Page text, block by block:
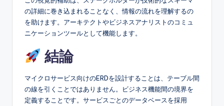
の詳細に巻き込まれることなく、情報の流れを理解するの
を助けます。アーキテクトやビジネスアナリストのコミュ
ニケーションツールとして機能します。
結論
マイクロサービス向けのERDを設計することは、テーブル間
の線を引くことではありません。ビジネス機能間の境界を
定義することです。サービスごとのデータベースを採用